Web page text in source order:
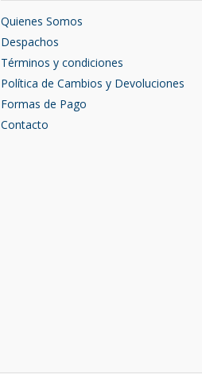
Quienes Somos
Despachos
Términos y condiciones
Política de Cambios y Devoluciones
Formas de Pago
Contacto